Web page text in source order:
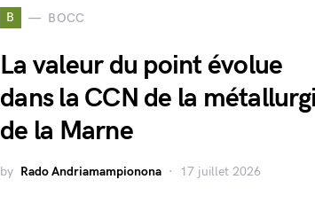
B BOCC
La valeur du point évolue
dans la CCN de la
de la Marne
by Rado Andriamampionona 17 juillet 2026